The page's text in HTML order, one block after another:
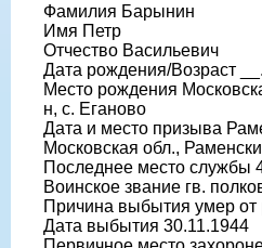
Фамилия Барынин
Имя Петр
Отчество Васильевич
Дата рождения/Возраст
Место рождения
н, с. Еганово
Дата и место призыва
Московская обл.,
Последнее место службы
Воинское звание гв.
Причина выбытия умер от
Дата выбытия 30.11.1944